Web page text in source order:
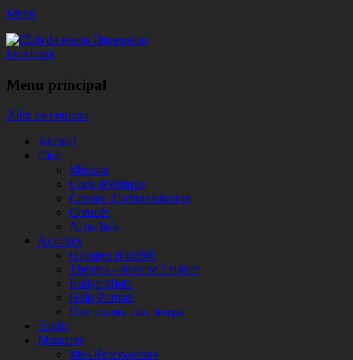
Menu
Club de photo Dimension
Facebook
Menu principal
Aller au contenu
Accueil
Club
Mission
Code d’éthique
Conseil d’administration
Comités
Actualités
Activités
Groupes d’intérêt
Thèmes – marche à suivre
Rallye photo
Help-Portrait
Une vision, cinq temps
Studio
Membres
Mes Réservations